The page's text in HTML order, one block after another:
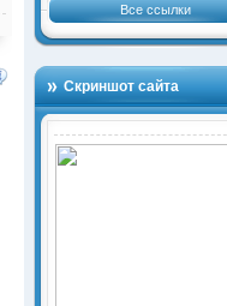
Все ссылки
Скриншот сайта